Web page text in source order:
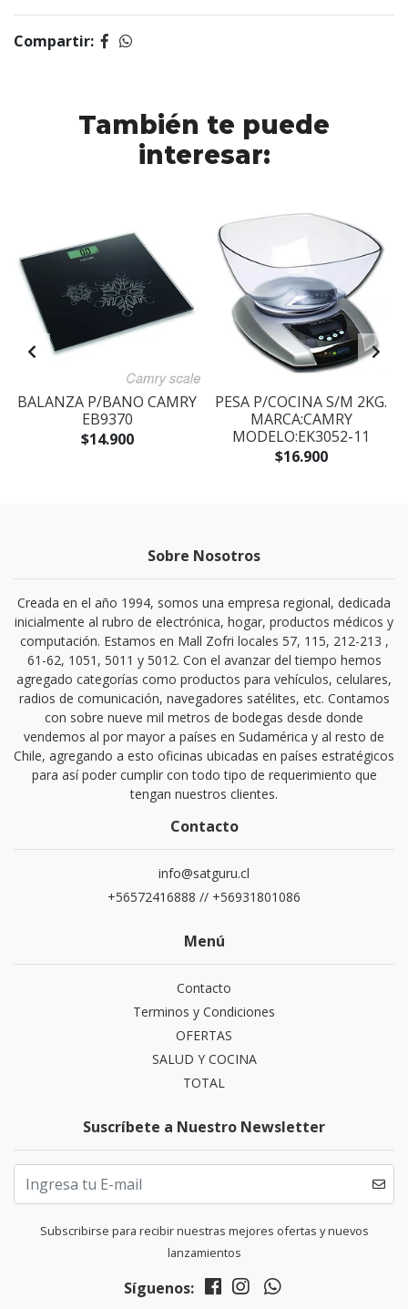
Compartir:
También te puede
interesar:
BALANZA P/BANO CAMRY
EB9370
$14.900
PESA P/COCINA S/M 2KG.
MARCA:CAMRY
MODELO:EK3052-11
$16.900
Sobre Nosotros
Creada en el año 1994, somos una empresa regional, dedicada
inicialmente al rubro de electrónica, hogar, productos médicos y
computación. Estamos en Mall Zofri locales 57, 115, 212-213 ,
61-62, 1051, 5011 y 5012. Con el avanzar del tiempo hemos
agregado categorías como productos para vehículos, celulares,
radios de comunicación, navegadores satélites, etc. Contamos
con sobre nueve mil metros de bodegas desde donde
vendemos al por mayor a países en Sudamérica y al resto de
Chile, agregando a esto oficinas ubicadas en países estratégicos
para así poder cumplir con todo tipo de requerimiento que
tengan nuestros clientes.
Contacto
info@satguru.cl
+56572416888 // +56931801086
Menú
Contacto
Terminos y Condiciones
OFERTAS
SALUD Y COCINA
TOTAL
Suscríbete a Nuestro Newsletter
Subscribirse para recibir nuestras mejores ofertas y nuevos
lanzamientos
Síguenos: